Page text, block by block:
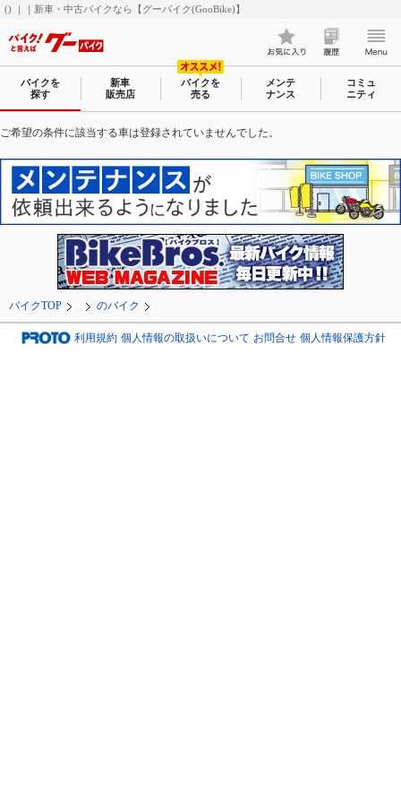
() ｜｜新車・中古バイクなら【グーバイク(GooBike)】
バイクを
探す
新車
販売店
バイクを
売る
メンテ
ナンス
コミュ
ニティ
ご希望の条件に該当する車は登録されていませんでした。
バイクTOP のバイク
利用規約 個人情報の取扱いについて お問合せ 個人情報保護方針